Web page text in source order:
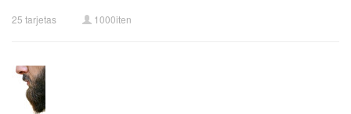
25 tarjetas 1000iten